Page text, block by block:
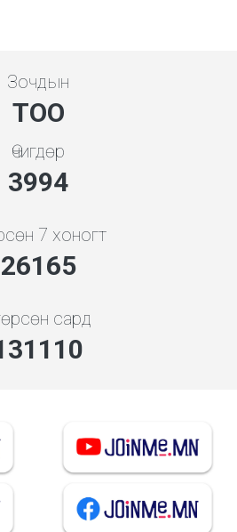
Зочдын
ТОО
Өчигдөр
4279
7 хоногт
28034
сард